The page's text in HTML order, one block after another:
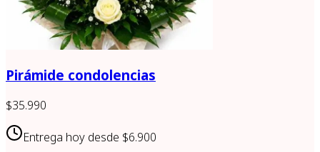
Pirámide condolencias
$35.990
Entrega hoy desde $6.900